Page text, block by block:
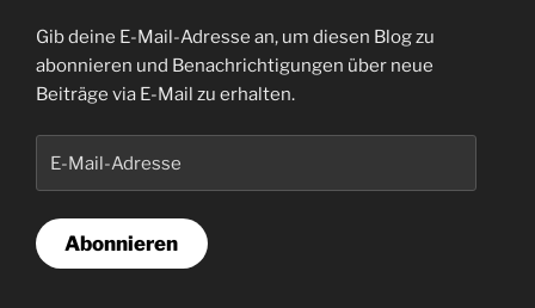
Gib deine E-Mail-Adresse an, um diesen Blog zu
abonnieren und Benachrichtigungen über neue
Beiträge via E-Mail zu erhalten.
Mail-
Abonnieren